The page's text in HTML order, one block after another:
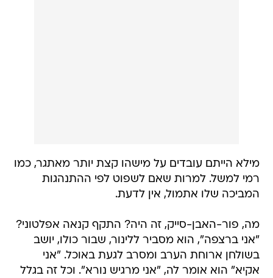
מילא הייתם עובדים על מישהו קצת יותר מאתגר, כמו
רמי למשל. למרות שאם לשפוט לפי ההתנהגות
המביכה שלו אתמול, אין לדעת.
מה, פור-האבן-סייק, זה היה? התקף קנאה אפלטוני?
"אני ברצפה", הוא מסביר ללינור, שבור כולו, יושב
בשולחן ארוחת הערב ומסרב לגעת באוכל. "אני
אקיא" הוא אומר לה, "אני מרגיש נורא". וכל זה בגלל